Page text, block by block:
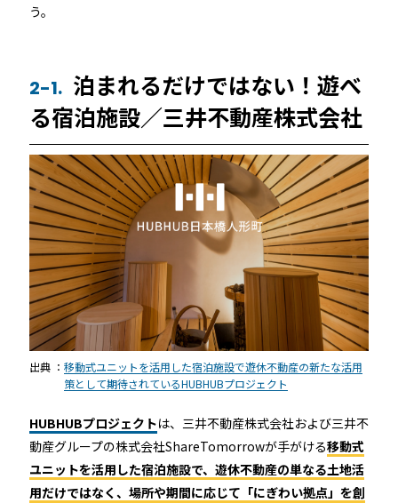
う。
2-1. 泊まれるだけではない！遊べ
る宿泊施設／三井不動産株式会社
出典 ： 移動式ユニットを活用した宿泊施設で遊休不動産の新たな活用
策として期待されているHUBHUBプロジェクト
HUBHUBプロジェクトは、三井不動産株式会社および三井不
動産グループの株式会社ShareTomorrowが手がける移動式
ユニットを活用した宿泊施設で、遊休不動産の単なる土地活
用だけではなく、場所や期間に応じて「にぎわい拠点」を創